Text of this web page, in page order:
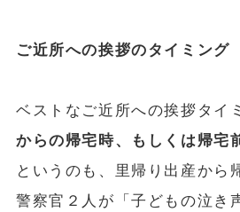
ご近所への挨拶のタイミング
ベストなご近所への挨拶タイ
からの帰宅時、もしくは帰宅
というのも、里帰り出産から
警察官２人が「子どもの泣き